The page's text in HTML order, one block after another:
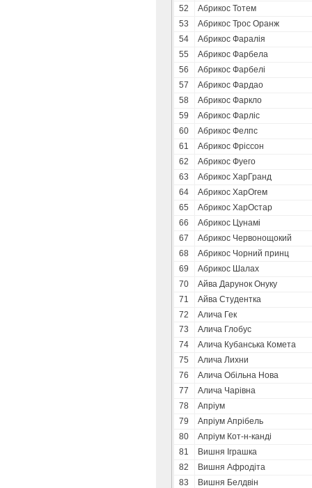
52
Абрикос Тотем
53
Абрикос Трос Оранж
54
Абрикос Фаралія
55
Абрикос Фарбела
56
Абрикос Фарбелі
57
Абрикос Фардао
58
Абрикос Фаркло
59
Абрикос Фарліс
60
Абрикос Фелпс
61
Абрикос Фріссон
62
Абрикос Фуего
63
Абрикос ХарГранд
64
Абрикос ХарОгем
65
Абрикос ХарОстар
66
Абрикос Цунамі
67
Абрикос Червонощокий
68
Абрикос Чорний принц
69
Абрикос Шалах
70
Айва Дарунок Онуку
71
Айва Студентка
72
Алича Гек
73
Алича Глобус
74
Алича Кубанська Комета
75
Алича Лихни
76
Алича Обільна Нова
77
Алича Чарівна
78
Апріум
79
Апріум Апрібель
80
Апріум Кот-н-канді
81
Вишня Іграшка
82
Вишня Афродіта
83
Вишня Белдвін